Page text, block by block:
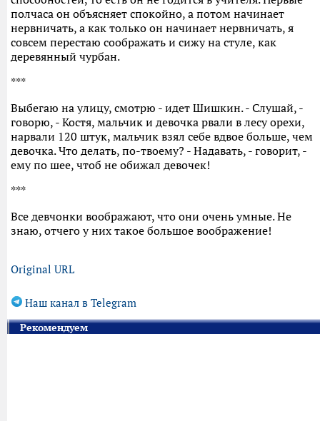
полчаса он объясняет спокойно, а потом начинает
нервничать, а как только он начинает нервничать, я
совсем перестаю соображать и сижу на стуле, как
деревянный чурбан.
***
Выбегаю на улицу, смотрю - идет Шишкин. - Слушай, -
говорю, - Костя, мальчик и девочка рвали в лесу орехи,
нарвали 120 штук, мальчик взял себе вдвое больше, чем
девочка. Что делать, по-твоему? - Надавать, - говорит, -
ему по шее, чтоб не обижал девочек!
***
Все девчонки воображают, что они очень умные. Не
знаю, отчего у них такое большое воображение!
Original URL
Наш канал в Telegram
Рекомендуем